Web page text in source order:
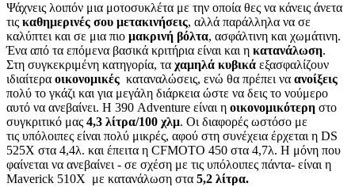
Ψάχνεις λοιπόν μια μοτοσυκλέτα με την οποία θες να κάνεις άνετα
τις καθημερινές σου μετακινήσεις, αλλά παράλληλα να σε
καλύπτει και σε μια πιο μακρινή βόλτα, ασφάλτινη και χωμάτινη.
Ένα από τα επόμενα βασικά κριτήρια είναι και η κατανάλωση.
Στη συγκεκριμένη κατηγορία, τα χαμηλά κυβικά εξασφαλίζουν
ιδιαίτερα οικονομικές καταναλώσεις, ενώ θα πρέπει να ανοίξεις
πολύ το γκάζι και για μεγάλη διάρκεια ώστε να δεις το νούμερο
αυτό να ανεβαίνει. Η 390 Adventure είναι η οικονομικότερη στο
συγκριτικό μας 4,3 λίτρα/100 χλμ. Οι διαφορές ωστόσο με
τις υπόλοιπες είναι πολύ μικρές, αφού στη συνέχεια έρχεται η DS
525X στα 4,4λ. και έπειτα η CFMOTO 450 στα 4,7λ. Η μόνη που
φαίνεται να ανεβαίνει - σε σχέση με τις υπόλοιπες πάντα- είναι η
Maverick 510X με κατανάλωση στα 5,2 λίτρα.